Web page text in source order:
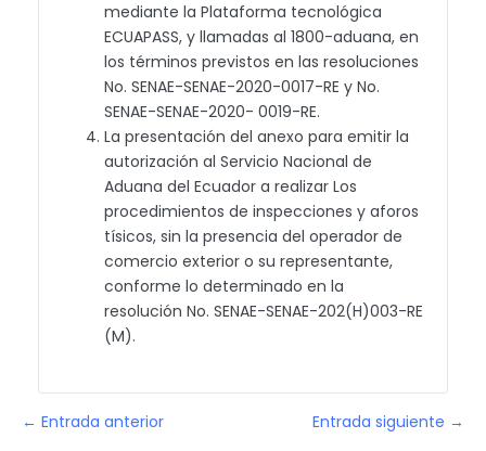
mediante la Plataforma tecnológica
ECUAPASS, y llamadas al 1800-aduana, en
los términos previstos en las resoluciones
No. SENAE-SENAE-2020-0017-RE y No.
SENAE-SENAE-2020- 0019-RE.
La presentación del anexo para emitir la
autorización al Servicio Nacional de
Aduana del Ecuador a realizar Los
procedimientos de inspecciones y aforos
tísicos, sin la presencia del operador de
comercio exterior o su representante,
conforme lo determinado en la
resolución No. SENAE-SENAE-202(H)003-RE
(M).
← Entrada anterior Entrada siguiente →